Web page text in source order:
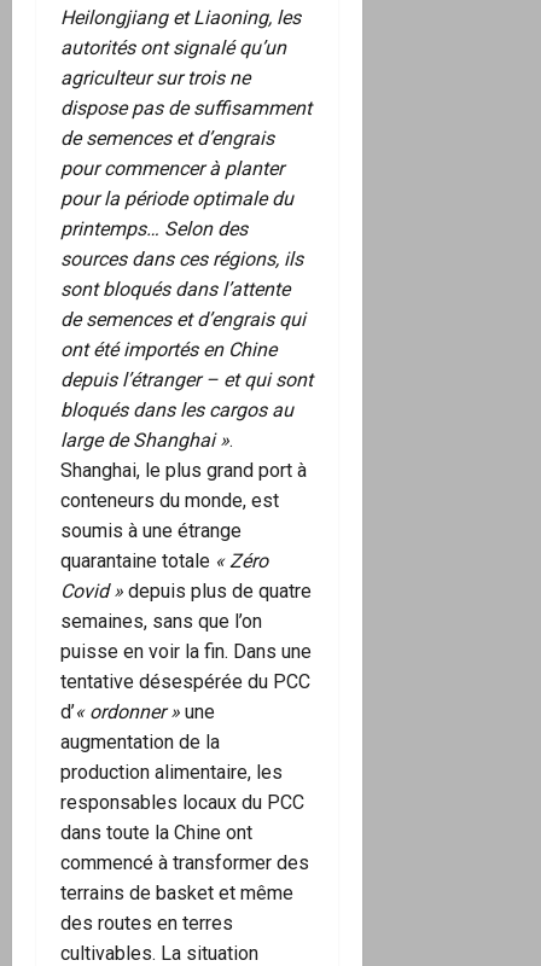
Heilongjiang et Liaoning, les
autorités ont signalé qu’un
agriculteur sur trois ne
dispose pas de suffisamment
de semences et d’engrais
pour commencer à planter
pour la période optimale du
printemps… Selon des
sources dans ces régions, ils
sont bloqués dans l’attente
de semences et d’engrais qui
ont été importés en Chine
depuis l’étranger – et qui sont
bloqués dans les cargos au
large de Shanghai ».
Shanghai, le plus grand port à
conteneurs du monde, est
soumis à une étrange
quarantaine totale « Zéro
Covid » depuis plus de quatre
semaines, sans que l’on
puisse en voir la fin. Dans une
tentative désespérée du PCC
d’« ordonner » une
augmentation de la
production alimentaire, les
responsables locaux du PCC
dans toute la Chine ont
commencé à transformer des
terrains de basket et même
des routes en terres
cultivables. La situation